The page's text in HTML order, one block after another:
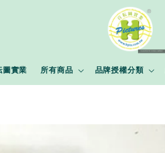
圖實業 所有商品 品牌授權分類